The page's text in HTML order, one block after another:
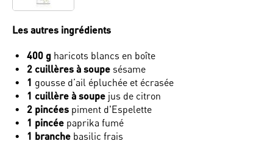
Les autres ingrédients
400 g haricots blancs en boîte
2 cuillères à soupe sésame
1 gousse d’ail épluchée et écrasée
1 cuillère à soupe jus de citron
2 pincées piment d'Espelette
1 pincée paprika fumé
1 branche basilic frais